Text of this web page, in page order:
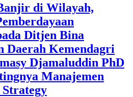
di Wilayah,
Ditjen Bina
Daerah Kemendagri
Djamaluddin PhD
Manajemen